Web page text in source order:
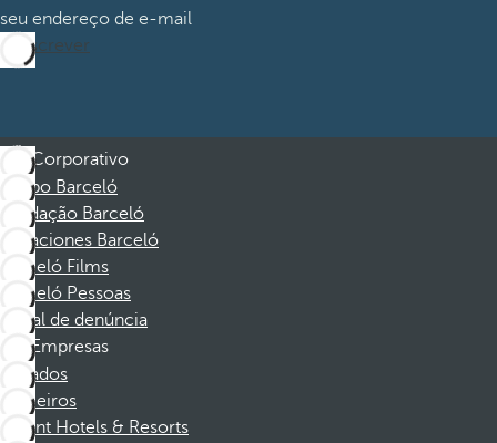
seu endereço de e-mail
Subscrever
Corporativo
Grupo Barceló
Fundação Barceló
Vacaciones Barceló
Barceló Films
Barceló Pessoas
Canal de denúncia
Empresas
Afiliados
Parceiros
Dorint Hotels & Resorts